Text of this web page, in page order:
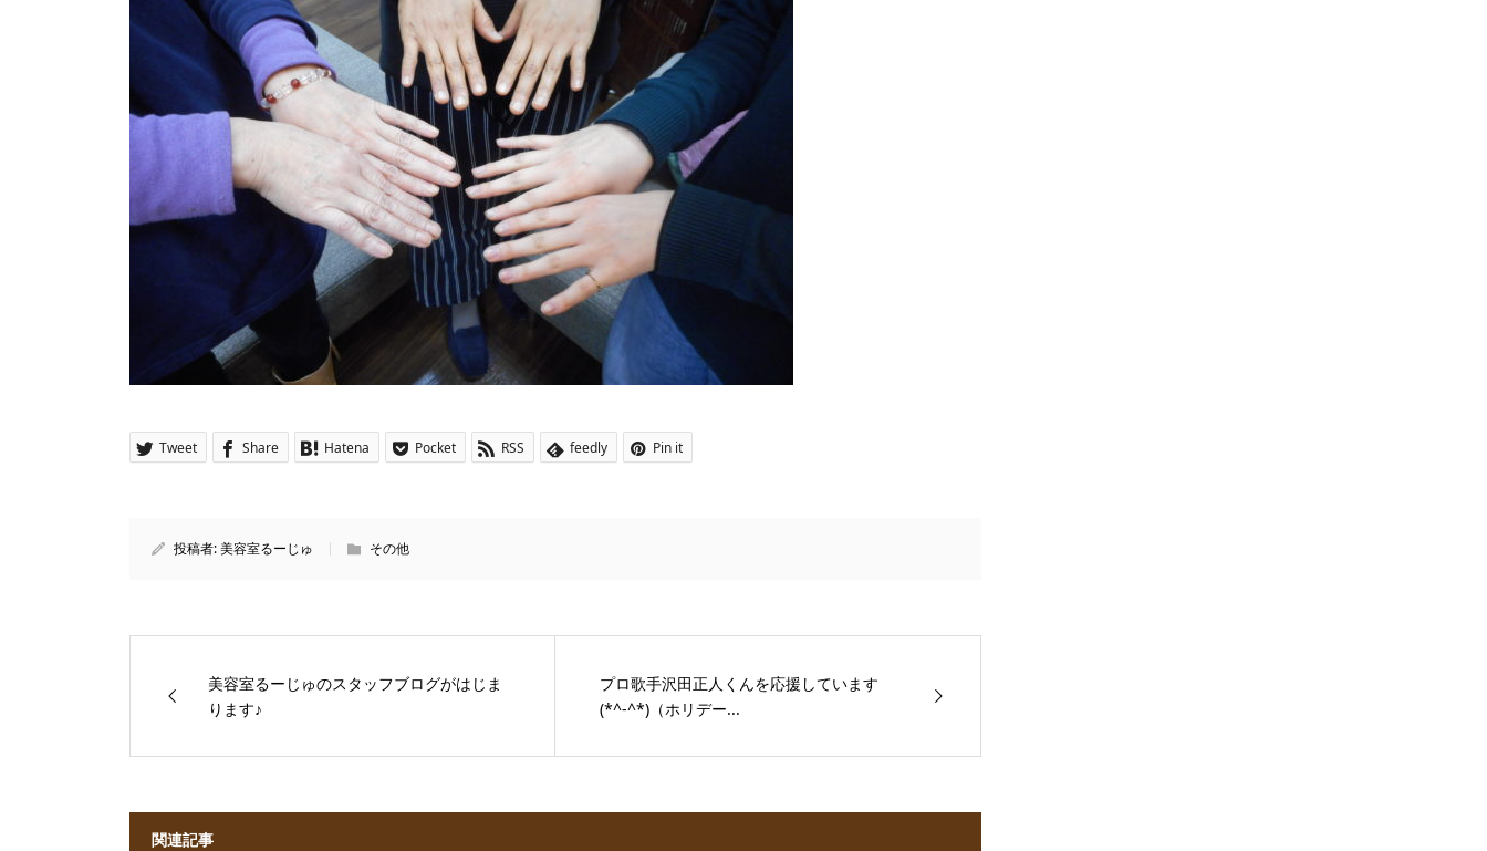
Tweet Share Hatena Pocket RSS feedly Pin it
投稿者:美容室るーじゅ その他
美容室るーじゅのスタッフブログがはじま
ります♪
プロ歌手沢田正人くんを応援しています
(*^-^*)（ホリデー...
関連記事